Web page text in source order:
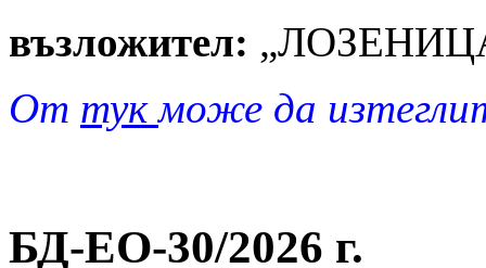
възложител:
От тукможе да
БД-EO-30/2026 г.